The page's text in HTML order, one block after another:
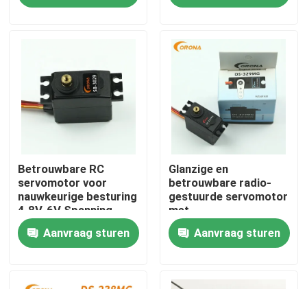
Producten
Fabrieksreis
Kwaliteitscontrole
Betrouwbare RC
servomotor voor
nauwkeurige besturing
4.8V-6V Spanning
300mm
Verbindingsdraadlengte
Aanvraag sturen
Glanzige en
betrouwbare radio-
gestuurde servomotor
met
pulsbreedtebeheersing
1,5 kg.cm 4,8V
Aanvraag sturen